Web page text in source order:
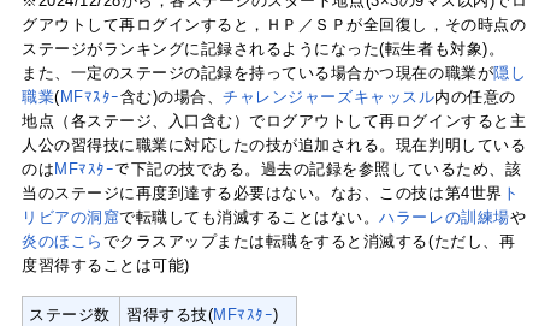
グアウトして再ログインすると，ＨＰ／ＳＰが全回復し，その時点の
ステージがランキングに記録されるようになった(転生者も対象)。
また、一定のステージの記録を持っている場合かつ現在の職業が隠し
職業(MFﾏｽﾀｰ含む)の場合、チャレンジャーズキャッスル内の任意の
地点（各ステージ、入口含む）でログアウトして再ログインすると主
人公の習得技に職業に対応したの技が追加される。現在判明している
のはMFﾏｽﾀｰで下記の技である。過去の記録を参照しているため、該
当のステージに再度到達する必要はない。なお、この技は第4世界 ト
リビアの洞窟で転職しても消滅することはない。ハラーレの訓練場や
炎のほこら でクラスアップまたは転職をすると消滅する(ただし、再
度習得することは可能)
ステージ数 習得する技(MFﾏｽﾀｰ)